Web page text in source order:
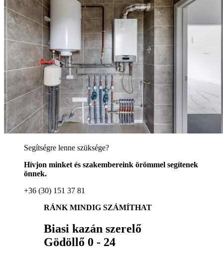
Segítségre lenne szüksége?
Hívjon minket és szakembereink örömmel segítenek
önnek.
+36 (30) 151 37 81
RÁNK MINDIG SZÁMÍTHAT
Biasi kazán szerelő
Gödöllő 0 - 24